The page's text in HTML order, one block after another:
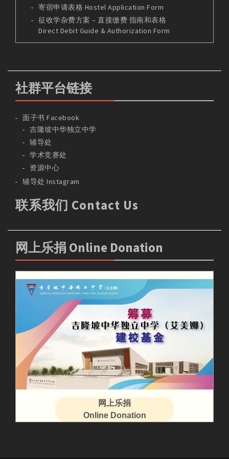
寄宿申请表格 Hostel Application Form
征收学杂费方案 – 直接缴费 指南和表格
Direct Debit Guide & Authorization Form
社群平台链接
面子书 Facebook
吉隆坡中华独立中学
辅导处
学术竞赛处
资源中心
辅导处 Instagram
联系我们 Contact Us
网上乐捐 Online Donation
网上乐捐
Online Donation